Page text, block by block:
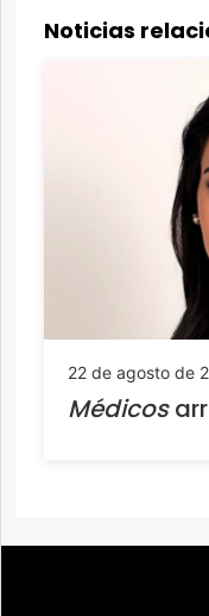
Noticias
22 de agosto de
Médicos